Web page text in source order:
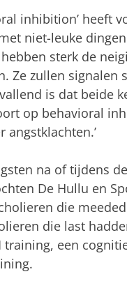
inhibition’ heeft
niet-leuke
sterk de
Ze zullen signalen
is dat beide
op behavioral
na of tijdens
De Hullu en
die
die last
een